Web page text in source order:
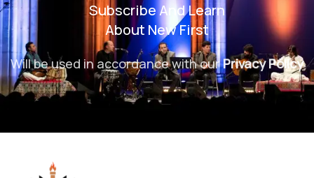
Subscribe And Learn
About New First
Will be used in accordance with ourPrivacy Policy